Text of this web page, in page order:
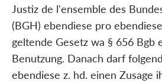
Justiz de l'ensemble des
(BGH) ebendiese pro
geltende Gesetz wa § 656 Bgb
Benutzung. Danach darf
ebendiese z. hd. einen Zusage